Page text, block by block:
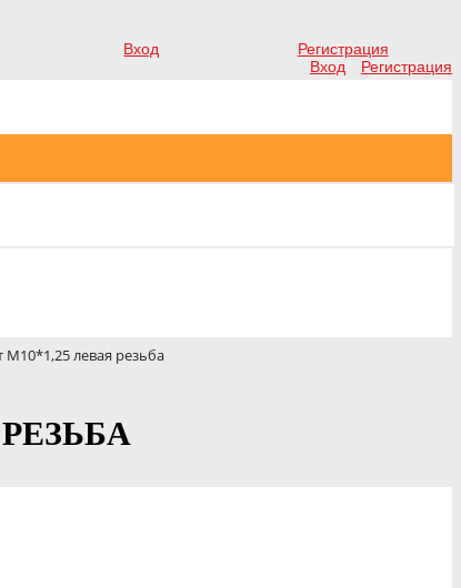
Вход
Регистрация
Вход
Регистрация
М10*1,25 левая резьба